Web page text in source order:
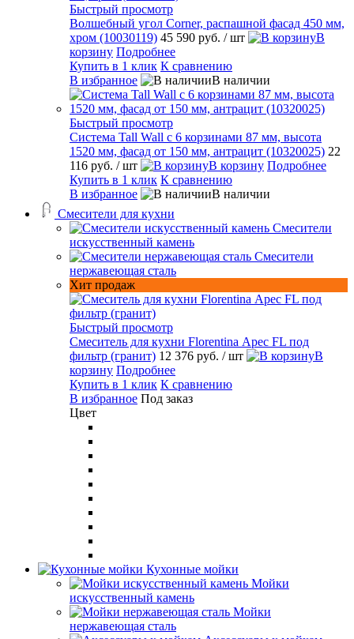
Быстрый просмотр
Волшебный угол Corner, распашной фасад 450 мм,
хром (10030119) 45 590 руб. / шт
В
корзину Подробнее
Купить в 1 клик К сравнению
В избранное
В наличии
Быстрый просмотр
Система Tall Wall с 6 корзинами 87 мм, высота
1520 мм, фасад от 150 мм, антрацит (10320025) 22
116 руб. / шт В корзину Подробнее
Купить в 1 клик К сравнению
В избранное
В наличии
Смесители для кухни
Смесители
искусственный камень
Смесители
нержавеющая сталь
Хит продаж
Быстрый просмотр
Смеситель для кухни Florentina Арес FL под
фильтр (гранит) 12 376 руб. / шт
В
корзину Подробнее
Купить в 1 клик К сравнению
В избранное Под заказ
Цвет
Кухонные мойки
Мойки
искусственный камень
Мойки
нержавеющая сталь